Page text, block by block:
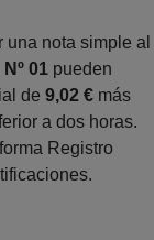
nota simple al
01 pueden
de 9,02 € más
a dos horas.
Registro